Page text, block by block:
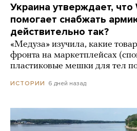
Украина утверждает,
помогает снабжать
действительно так?
«Медуза» изучила, какие
фронта на маркетплейсах
пластиковые мешки для тел
ИСТОРИИ 6 дней назад